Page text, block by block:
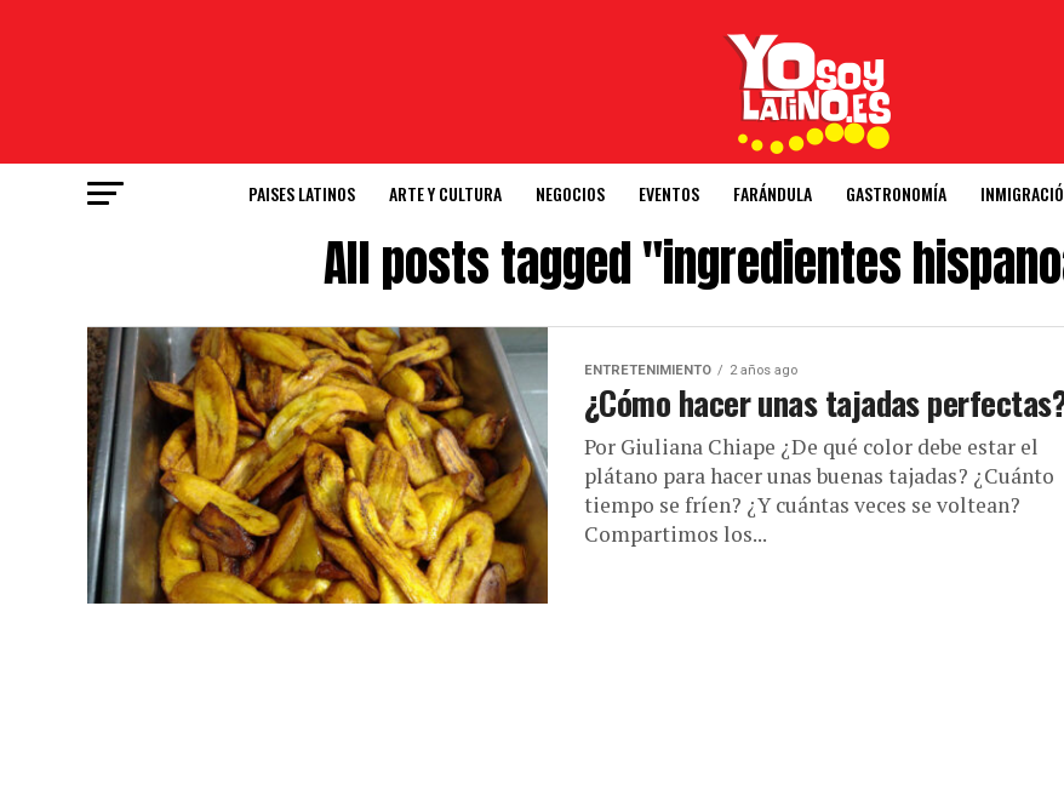
PAISES LATINOS ARTE Y CULTURA NEGOCIOS EVENTOS FARÁNDULA GASTRONOMÍA
All posts tagged "ingredientes
ENTRETENIMIENTO 2 años ago
¿Cómo hacer unas tajadas
Por Giuliana Chiape ¿De qué color debe estar el
plátano para hacer unas buenas tajadas? ¿Cuánto
tiempo se fríen? ¿Y cuántas veces se voltean?
Compartimos los...